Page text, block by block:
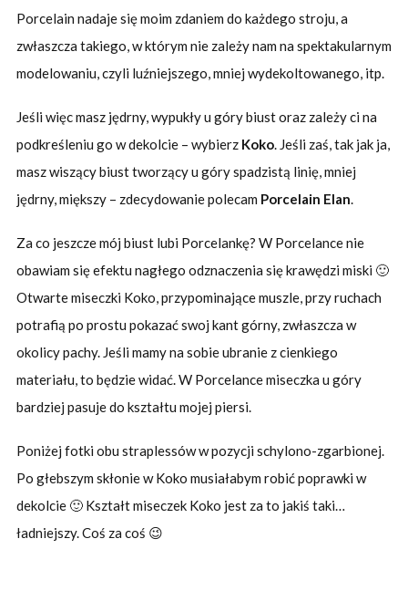
Porcelain nadaje się moim zdaniem do każdego stroju, a
zwłaszcza takiego, w którym nie zależy nam na spektakularnym
modelowaniu, czyli luźniejszego, mniej wydekoltowanego, itp.
Jeśli więc masz jędrny, wypukły u góry biust oraz zależy ci na
podkreśleniu go w dekolcie – wybierz Koko. Jeśli zaś, tak jak ja,
masz wiszący biust tworzący u góry spadzistą linię, mniej
jędrny, miększy – zdecydowanie polecam Porcelain Elan.
Za co jeszcze mój biust lubi Porcelankę? W Porcelance nie
obawiam się efektu nagłego odznaczenia się krawędzi miski 🙂
Otwarte miseczki Koko, przypominające muszle, przy ruchach
potrafią po prostu pokazać swoj kant górny, zwłaszcza w
okolicy pachy. Jeśli mamy na sobie ubranie z cienkiego
materiału, to będzie widać. W Porcelance miseczka u góry
bardziej pasuje do kształtu mojej piersi.
Poniżej fotki obu straplessów w pozycji schylono-zgarbionej.
Po głebszym skłonie w Koko musiałabym robić poprawki w
dekolcie 🙂 Kształt miseczek Koko jest za to jakiś taki…
ładniejszy. Coś za coś 😉